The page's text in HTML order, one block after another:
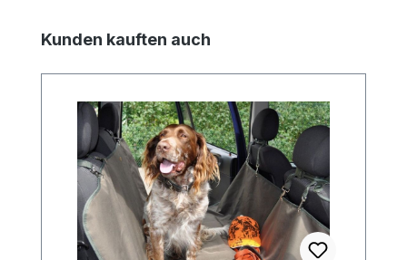
Produktgalerie überspringen
Kunden kauften auch